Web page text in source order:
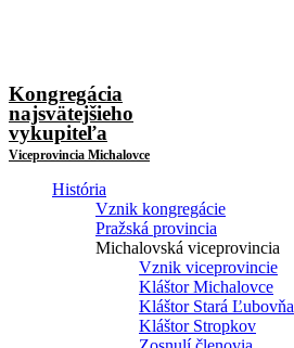
Kongregácia
najsvätejšieho
vykupiteľa
Viceprovincia Michalovce
História
Vznik kongregácie
Pražská provincia
Michalovská viceprovincia
Vznik viceprovincie
Kláštor Michalovce
Kláštor Stará Ľubovňa
Kláštor Stropkov